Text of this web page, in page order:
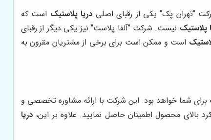
"تهران پک" یکی از رقبای اصلی دریا پلاستیک است که
پلاستیک نیست. شرکت "آلفا پلاست" نیز یکی دیگر از رقبای
است و ممکن است برای برخی از مشتریان مقرون به
برای شما خواهد بود. این شرکت با ارائه مشاوره تخصصی و
بالای محصول اطمینان حاصل نمایید. علاوه بر این،دریا